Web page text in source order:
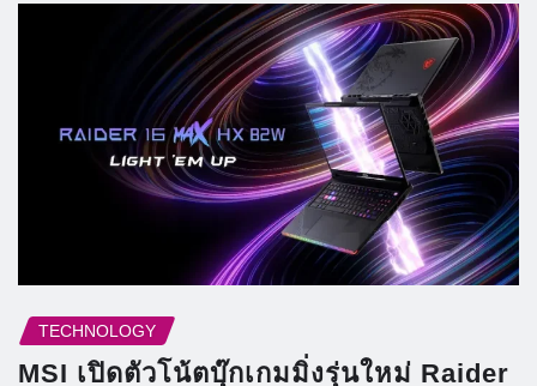
TECHNOLOGY
MSI เปิดตัวโน้ตบุ๊กเกมมิ่งรุ่นใหม่ Raider